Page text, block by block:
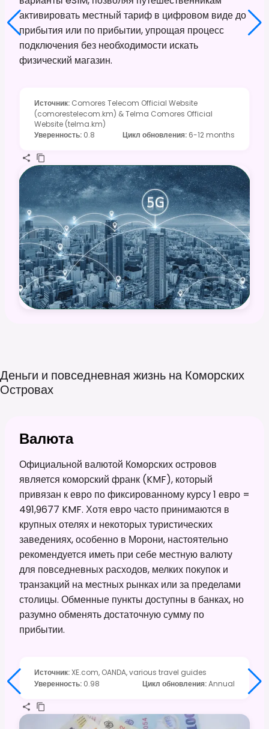
активировать местный тариф в цифровом виде до
прибытия или по прибытии, упрощая процесс
подключения без необходимости искать
физический магазин.
Источник: Comores Telecom Official Website
(comorestelecom.km) & Telma Comores Official
Website (telma.km)
Уверенность: 0.8 Цикл обновления: 6-12 months
Деньги и повседневная жизнь на Коморских
Островах
Валюта
Официальной валютой Коморских островов
является коморский франк (KMF), который
привязан к евро по фиксированному курсу 1 евро =
491,9677 KMF. Хотя евро часто принимаются в
крупных отелях и некоторых туристических
заведениях, особенно в Морони, настоятельно
рекомендуется иметь при себе местную валюту
для повседневных расходов, мелких покупок и
транзакций на местных рынках или за пределами
столицы. Обменные пункты доступны в банках, но
разумно обменять достаточную сумму по
прибытии.
Источник:XE.com, OANDA, various travel guides
Уверенность: 0.98 Цикл обновления:Annual